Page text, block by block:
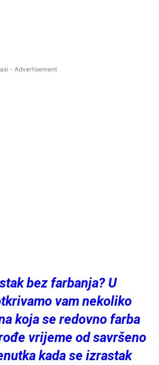
- Advertisement
bez farbanja? U
vam nekoliko
koja se redovno farba
vrijeme od savršeno
kada se izrastak